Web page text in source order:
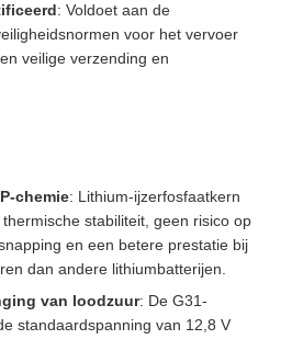
: Voldoet aan de
voor het vervoer
veilige verzending en
chemie: Lithium-ijzerfosfaatkern
stabiliteit, geen risico op
en een betere prestatie bij
dan andere lithiumbatterijen.
van loodzuur: De G31-
standaardspanning van 12,8 V